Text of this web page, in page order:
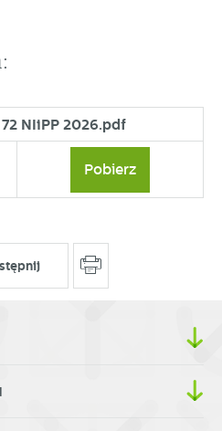
NIiPP 2026.pdf
Pobierz